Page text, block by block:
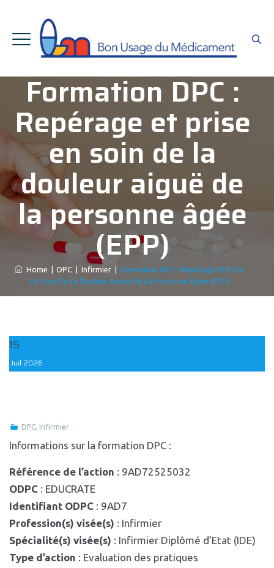
Formation DPC :
Repérage et prise
en soin de la
douleur aiguë de
la personne âgée
(EPP)
Home DPC Infirmier
Formation DPC : Repérage Et Prise
En Soin De La Douleur Aiguë De La Personne Âgée (EPP)
15
Juil 2026
DPC, Infirmier
Informations sur la formation DPC :
Référence de l’action : 9AD72525032
ODPC : EDUCRATE
Identifiant ODPC : 9AD7
Profession(s) visée(s) : Infirmier
Spécialité(s) visée(s) : Infirmier Diplômé d’Etat (IDE)
Type d’action : Evaluation des pratiques